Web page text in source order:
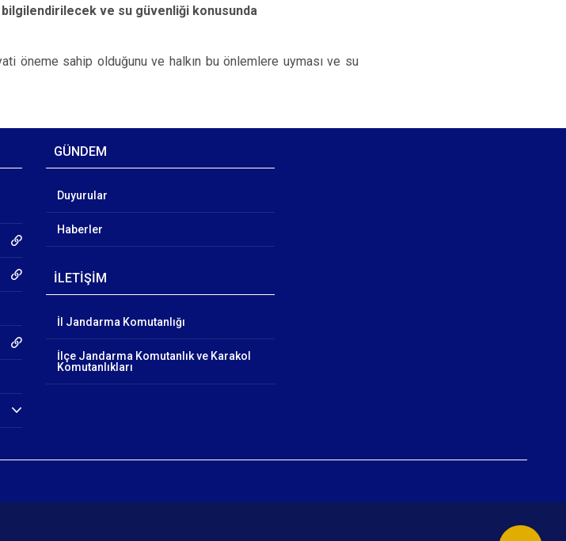
bilgilendirilecek ve su güvenliği konusunda
öneme sahip olduğunu ve halkın bu önlemlere uyması ve su
GÜNDEM
Duyurular
Haberler
İLETİŞİM
İl Jandarma Komutanlığı
İlçe Jandarma Komutanlık ve Karakol
Komutanlıkları